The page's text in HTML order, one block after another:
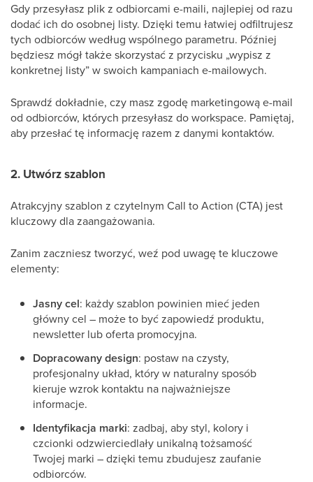
Gdy przesyłasz plik z odbiorcami e-maili, najlepiej od razu
dodać ich do osobnej listy. Dzięki temu łatwiej odfiltrujesz
tych odbiorców według wspólnego parametru. Później
będziesz mógł także skorzystać z przycisku „wypisz z
konkretnej listy” w swoich kampaniach e-mailowych.
Sprawdź dokładnie, czy masz zgodę marketingową e-mail
od odbiorców, których przesyłasz do workspace. Pamiętaj,
aby przesłać tę informację razem z danymi kontaktów.
2. Utwórz szablon
Atrakcyjny szablon z czytelnym Call to Action (CTA) jest
kluczowy dla zaangażowania.
Zanim zaczniesz tworzyć, weź pod uwagę te kluczowe
elementy:
Jasny cel: każdy szablon powinien mieć jeden
główny cel – może to być zapowiedź produktu,
newsletter lub oferta promocyjna.
Dopracowany design: postaw na czysty,
profesjonalny układ, który w naturalny sposób
kieruje wzrok kontaktu na najważniejsze
informacje.
Identyfikacja marki: zadbaj, aby styl, kolory i
czcionki odzwierciedlały unikalną tożsamość
Twojej marki – dzięki temu zbudujesz zaufanie
odbiorców.